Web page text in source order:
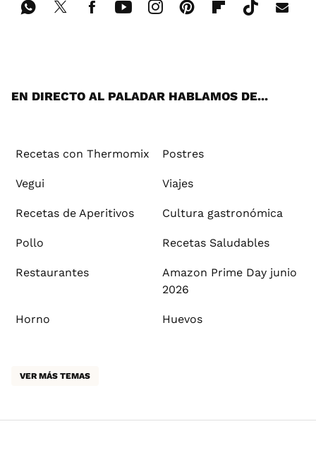
EN DIRECTO AL PALADAR HABLAMOS DE...
Recetas con Thermomix Postres
Vegui Viajes
Recetas de Aperitivos Cultura gastronómica
Pollo Recetas Saludables
Restaurantes
Amazon Prime Day junio
2026
Horno Huevos
VER MÁS TEMAS